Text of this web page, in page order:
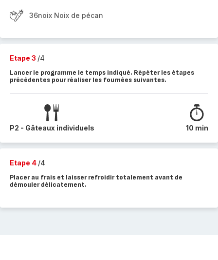
36noix Noix de pécan
Etape 3 /4
Lancer le programme le temps indiqué. Répéter les étapes
précédentes pour réaliser les fournées suivantes.
P2 - Gâteaux individuels 10 min
Etape 4 /4
Placer au frais et laisser refroidir totalement avant de
démouler délicatement.